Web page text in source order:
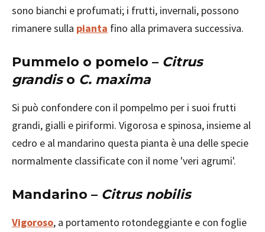
sono bianchi e profumati; i frutti, invernali, possono
rimanere sulla pianta fino alla primavera successiva.
Pummelo o pomelo – Citrus
grandiso C. maxima
Si può confondere con il pompelmo per i suoi frutti
grandi, gialli e piriformi. Vigorosa e spinosa, insieme al
cedro e al mandarino questa pianta è una delle specie
normalmente classificate con il nome 'veri agrumi'.
Mandarino – Citrus nobilis
Vigoroso, a portamento rotondeggiante e con foglie